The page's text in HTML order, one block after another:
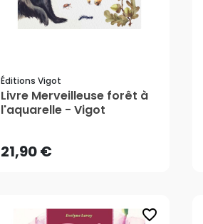
Éditions Vigot
Livre Merveilleuse forêt à
l'aquarelle - Vigot
21,90 €
21,90 €
AJOUTER AU PANIER
favorite_border